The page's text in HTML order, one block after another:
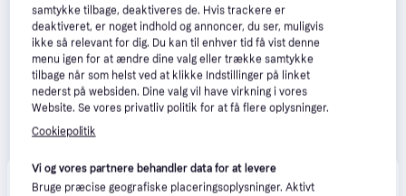
BilligVentilation 5.0(3)
49 kr. fragt
samtykke tilbage, deaktiveres de. Hvis trackere er
deaktiveret, er noget indhold og annoncer, du ser, muligvis
ikke så relevant for dig. Du kan til enhver tid få vist denne
menu igen for at ændre dine valg eller trække samtykke
tilbage når som helst ved at klikke Indstillinger på linket
nederst på websiden. Dine valg vil have virkning i vores
Website. Se vores privatliv politik for at få flere oplysninger.
Cookiepolitik
Vi og vores partnere behandler data for at levere
Bruge præcise geografiske placeringsoplysninger. Aktivt